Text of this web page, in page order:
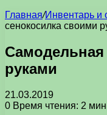
Главная/Инвентарь и
сенокосилка своими
Самодельная
руками
21.03.2019
0 Время чтения: 2